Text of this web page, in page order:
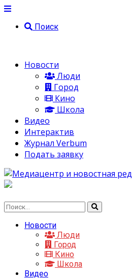
Поиск
Новости
Люди
Город
Кино
Школа
Видео
Интерактив
Журнал Verbum
Подать заявку
Новости
Люди
Город
Кино
Школа
Видео